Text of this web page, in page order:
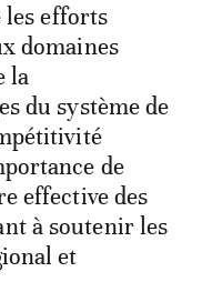
les efforts
domaines
la
du système de
de
effective des
à soutenir les
et